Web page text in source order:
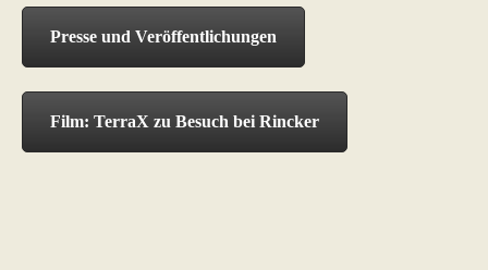
Presse und Veröffentlichungen
Film: TerraX zu Besuch bei Rincker